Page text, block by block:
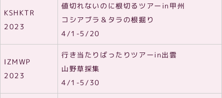
KSHKTR
2023
値切れないのに根切るツアーin甲州
コシアブラ＆タラの根掘り
4/1-5/20
IZMWP
2023
行き当たりばったりツアーin出雲
山野草採集
4/1-5/30